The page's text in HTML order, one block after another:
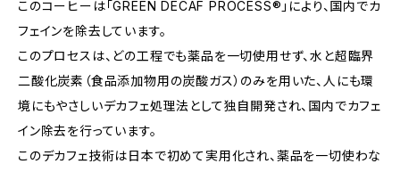
このコーヒーは「GREEN DECAF PROCESS®」により、国内でカ
フェインを除去しています。
このプロセスは、どの工程でも薬品を一切使用せず、水と超臨界
二酸化炭素（食品添加物用の炭酸ガス）のみを用いた、人にも環
境にもやさしいデカフェ処理法として独自開発され、国内でカフェ
イン除去を行っています。
このデカフェ技術は日本で初めて実用化され、薬品を一切使わな